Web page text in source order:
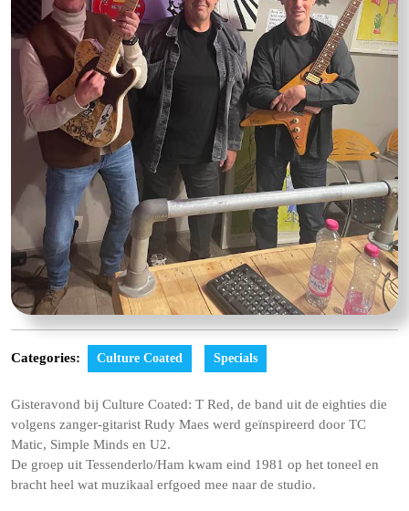
Categories: Culture Coated Specials
Gisteravond bij Culture Coated: T Red, de band uit de eighties die
volgens zanger-gitarist Rudy Maes werd geïnspireerd door TC
Matic, Simple Minds en U2.
De groep uit Tessenderlo/Ham kwam eind 1981 op het toneel en
bracht heel wat muzikaal erfgoed mee naar de studio.